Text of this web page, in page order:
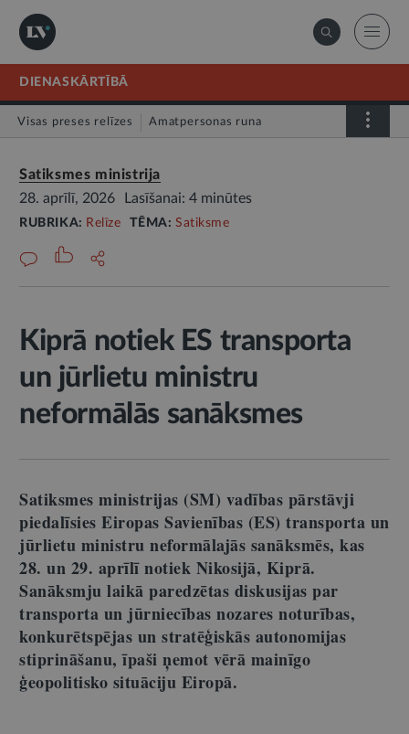
DIENASKĀRTĪBĀ
Visas preses relīzes Amatpersonas runa
Satiksmes ministrija
28. aprīlī, 2026
Lasīšanai: 4 minūtes
RUBRIKA: Relīze TĒMA:Satiksme
Kiprā notiek ES transporta
un jūrlietu ministru
neformālās sanāksmes
Satiksmes ministrijas (SM) vadības pārstāvji
piedalīsies Eiropas Savienības (ES) transporta un
jūrlietu ministru neformālajās sanāksmēs, kas
28. un 29. aprīlī notiek Nikosijā, Kiprā.
Sanāksmju laikā paredzētas diskusijas par
transporta un jūrniecības nozares noturības,
konkurētspējas un stratēģiskās autonomijas
stiprināšanu, īpaši ņemot vērā mainīgo
ģeopolitisko situāciju Eiropā.